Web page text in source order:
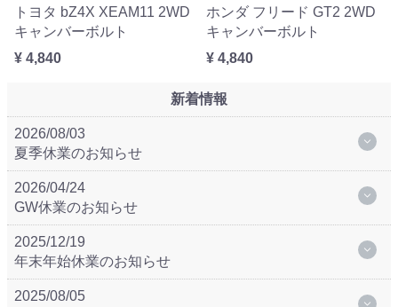
トヨタ bZ4X XEAM11 2WD
キャンバーボルト
¥ 4,840
ホンダ フリード GT2 2WD
キャンバーボルト
¥ 4,840
新着情報
2026/08/03
夏季休業のお知らせ
2026/04/24
GW休業のお知らせ
2025/12/19
年末年始休業のお知らせ
2025/08/05